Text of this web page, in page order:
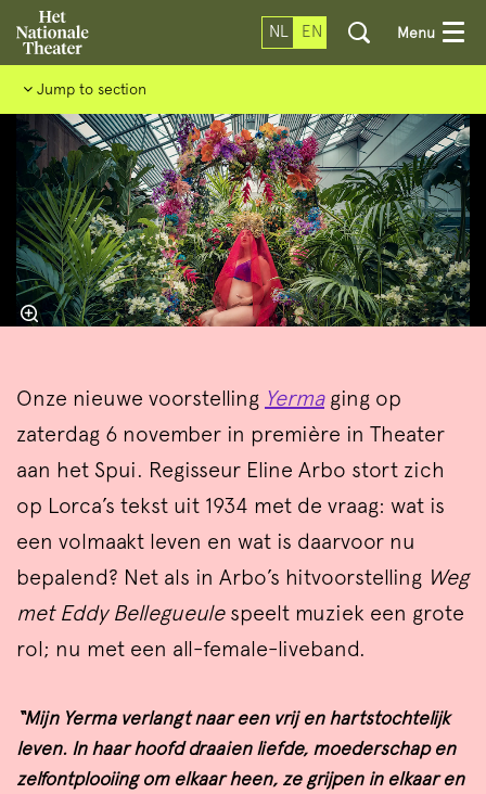
NL EN Menu
Jump to section
Onze nieuwe voorstelling Yermaging op
zaterdag 6 november in première in Theater
aan het Spui. Regisseur Eline Arbo stort zich
op Lorca’s tekst uit 1934 met de vraag: wat is
een volmaakt leven en wat is daarvoor nu
bepalend? Net als in Arbo’s hitvoorstelling Weg
met Eddy Bellegueulespeelt muziek een grote
rol; nu met een all-female-liveband.
“Mijn Yerma verlangt naar een vrij en hartstochtelijk
leven. In haar hoofd draaien liefde, moederschap en
zelfontplooiing om elkaar heen, ze grijpen in elkaar en